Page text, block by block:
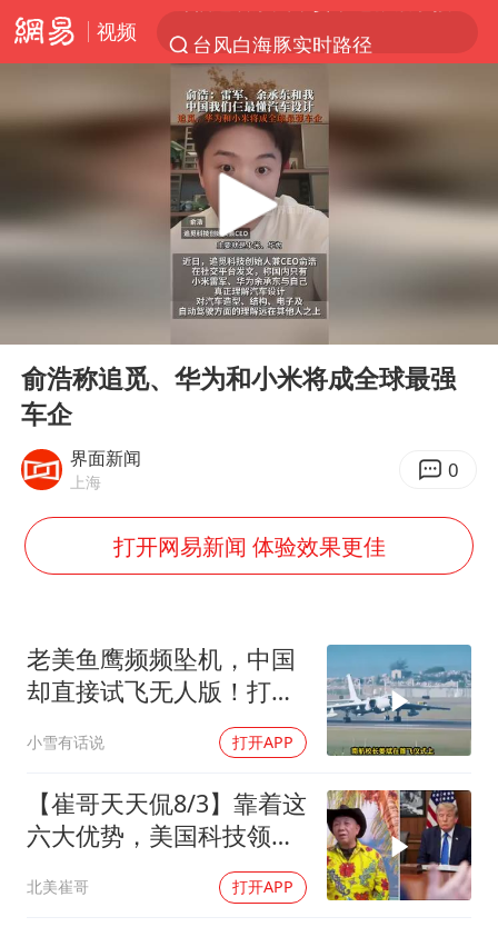
视频
台风白海豚实时路径
中医教你一招提升气血
全球首个长时储能一体化产业园量产
中巨芯：上半年归母净利润1405.77万元
38岁演员求职万岁山NPC成功
老中医：立秋后养心是关键
我国外贸延续良好增长态势
欧阳娜娜窦靖童好搭
夯实基础开新局
Play
俞浩称追觅、华为和小米将成全球最强
车企
界面新闻
上海 0
打开网易新闻 体验效果更佳
老美鱼鹰频频坠机，中国
却直接试飞无人版！打着
民用旗号暗藏军备底牌
小雪有话说 打开APP
【崔哥天天侃8/3】靠着这
六大优势，美国科技领军
北美崔哥 打开APP